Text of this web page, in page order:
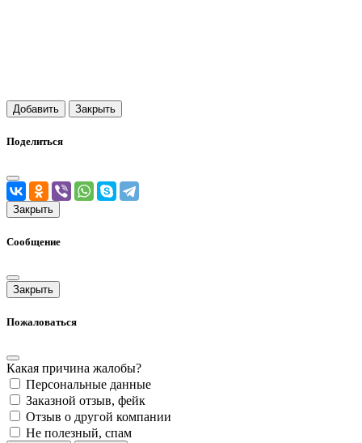
Добавить Закрыть
Поделиться
Закрыть
Сообщение
Закрыть
Пожаловаться
Какая причина жалобы?
Персональные данные
Заказной отзыв, фейк
Отзыв о другой компании
Не полезный, спам